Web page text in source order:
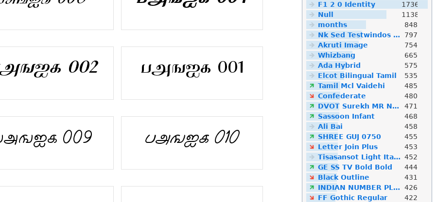
F1 2 0 Identity
1736
Null
1138
months
848
Nk Sed Testwindos 10 Downloa Filehippo
797
Akruti Image
754
Whizbang
665
Ada Hybrid
575
Elcot Bilingual Tamil
535
Tamil Mcl Vaidehi
485
Confederate
480
DVOT Surekh MR Normal
471
Sassoon Infant
468
Ali Bai
458
SHREE GUJ 0750
455
Letter Join Plus
453
Tisasansot Light Italic 452
GE SS TV Bold Bold
444
Black Outline
431
INDIAN NUMBER PLATE
426
FF Gothic Regular
422